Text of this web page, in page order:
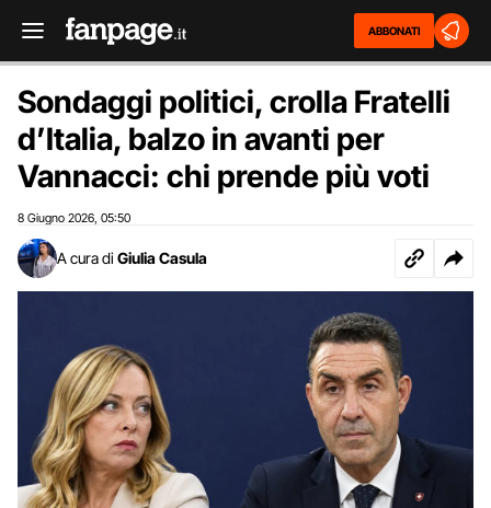
ABBONATI
Sondaggi politici, crolla Fratelli
d’Italia, balzo in avanti per
Vannacci: chi prende più voti
8 Giugno 2026 05:50
A cura di Giulia Casula